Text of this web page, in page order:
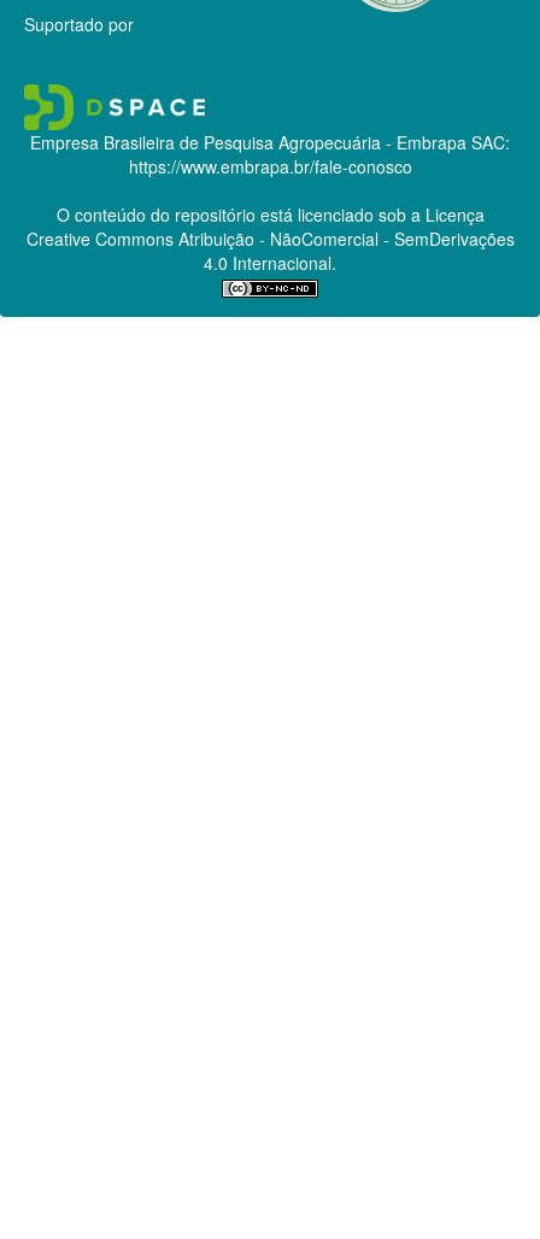
Suportado por
Empresa Brasileira de Pesquisa Agropecuária - Embrapa SAC:
https://www.embrapa.br/fale-conosco
O conteúdo do repositório está licenciado sob a Licença
Creative CommonsAtribuição - NãoComercial - SemDerivações
4.0 Internacional.